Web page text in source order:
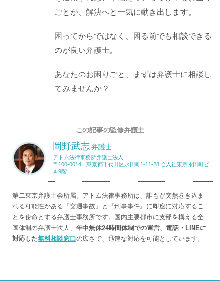
ごとが、解決へと一気に動き出します。
困ってからではなく、困る前でも相談できる
のが良い弁護士。
あなたのお困りごと、まずは弁護士に相談し
てみませんか？
この記事の監修弁護士
岡野武志 弁護士
アトム法律事務所弁護士法人
〒100-0014 東京都千代田区永田町1-11-28 合人社東京永田町ビ
ル9階
第二東京弁護士会所属。アトム法律事務所は、誰もが突然巻き込ま
れる可能性がある『交通事故』と『刑事事件』に即座に対応するこ
とを使命とする弁護士事務所です。国内主要都市に支部を構える全
国体制の弁護士法人、 年中無休24時間体制での運営、電話・LINEに
対応した無料相談窓口の広さで、迅速な対応を可能としています。